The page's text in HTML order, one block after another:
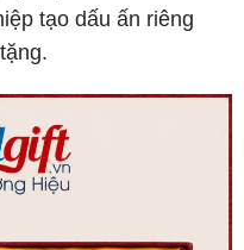
tạo dấu ấn riêng